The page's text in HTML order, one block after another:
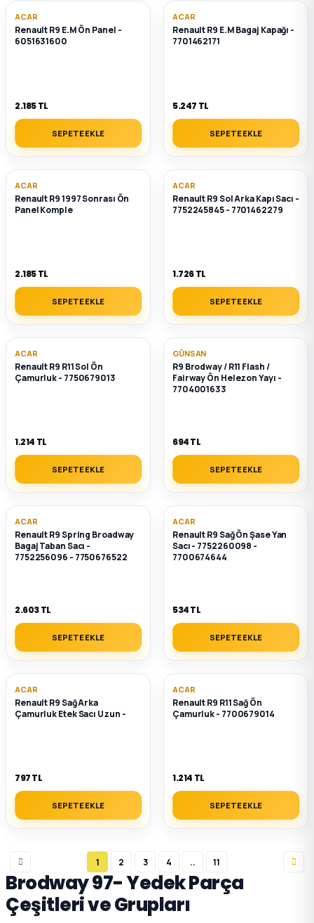
ACAR
Renault R9 E.M Ön Panel -
6051631600
2.185 TL
SEPETE EKLE
ACAR
Renault R9 E.M Bagaj Kapağı -
7701462171
5.247 TL
SEPETE EKLE
ACAR
Renault R9 1997 Sonrası Ön
Panel Komple
2.185 TL
SEPETE EKLE
ACAR
Renault R9 Sol Arka Kapı Sacı -
7752245845 - 7701462279
1.726 TL
SEPETE EKLE
ACAR
Renault R9 R11 Sol Ön
Çamurluk - 7750679013
1.214 TL
SEPETE EKLE
GÜNSAN
R9 Brodway / R11 Flash /
Fairway Ön Helezon Yayı -
7704001633
694 TL
SEPETE EKLE
ACAR
Renault R9 Spring Broadway
Bagaj Taban Sacı -
7752256096 - 7750676522
2.603 TL
SEPETE EKLE
ACAR
Renault R9 Sağ Ön Şase Yan
Sacı - 7752260098 -
7700674644
534 TL
SEPETE EKLE
ACAR
Renault R9 Sağ Arka
Çamurluk Etek Sacı Uzun -
797 TL
SEPETE EKLE
ACAR
Renault R9 R11 Sağ Ön
Çamurluk - 7700679014
1.214 TL
SEPETE EKLE
1 2 3 4 .. 11
Brodway 97- Yedek Parça
Çeşitleri ve Grupları